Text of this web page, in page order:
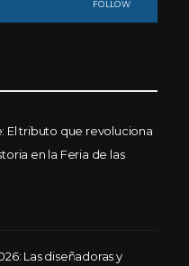
FOLLOW
El tributo que revoluciona
en la Feria de las
Las diseñadoras y